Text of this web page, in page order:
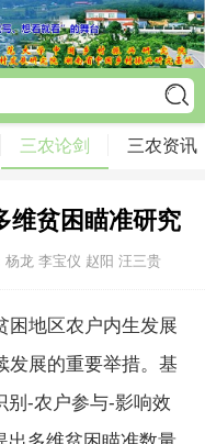
三农论剑 三农资讯
维贫困瞄准研究
杨龙 李宝仪 赵阳 汪三贵
困地区农户内生发展
发展的重要举措。基
别-农户参与-影响效